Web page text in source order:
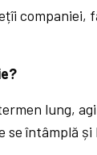
companiei,
lung,
întâmplă